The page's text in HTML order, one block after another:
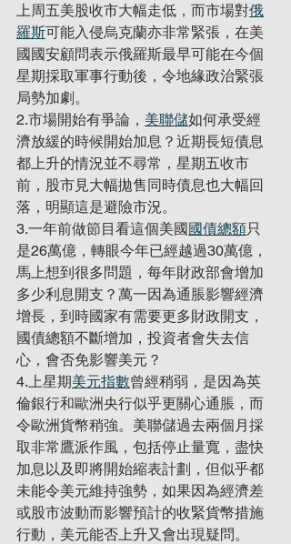
上周五美股收市大幅走低，而市場對俄
羅斯可能入侵烏克蘭亦非常緊張，在美
國國安顧問表示俄羅斯最早可能在今個
星期採取軍事行動後，令地緣政治緊張
局勢加劇。
2.市場開始有爭論， 美聯儲如何承受經
濟放緩的時候開始加息？近期長短債息
都上升的情況並不尋常，星期五收市
前，股市見大幅拋售同時債息也大幅回
落，明顯這是避險市況。
3.一年前做節目看這個美國國債總額只
是26萬億，轉眼今年已經越過30萬億，
馬上想到很多問題，每年財政部會增加
多少利息開支？萬一因為通脹影響經濟
增長，到時國家有需要更多財政開支，
國債總額不斷增加，投資者會失去信
心，會否免影響美元？
4.上星期美元指數曾經稍弱，是因為英
倫銀行和歐洲央行似乎更關心通脹，而
令歐洲貨幣稍強。美聯儲過去兩個月採
取非常鷹派作風，包括停止量寬，盡快
加息以及即將開始縮表計劃，但似乎都
未能令美元維持強勢，如果因為經濟差
或股市波動而影響預計的收緊貨幣措施
行動，美元能否上升又會出現疑問。